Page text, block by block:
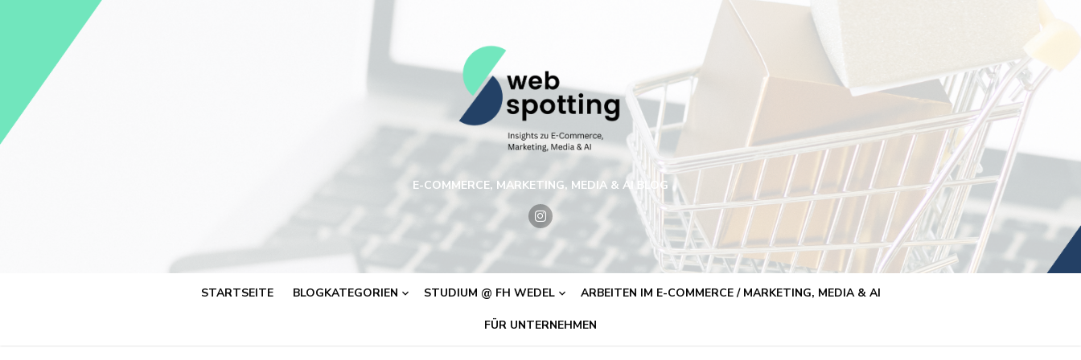
E-COMMERCE, MARKETING, MEDIA & AI BLOG
STARTSEITE BLOGKATEGORIEN STUDIUM @ FH WEDEL ARBEITEN IM E-COMMERCE / MARKETING, MEDIA & AI
FÜR UNTERNEHMEN